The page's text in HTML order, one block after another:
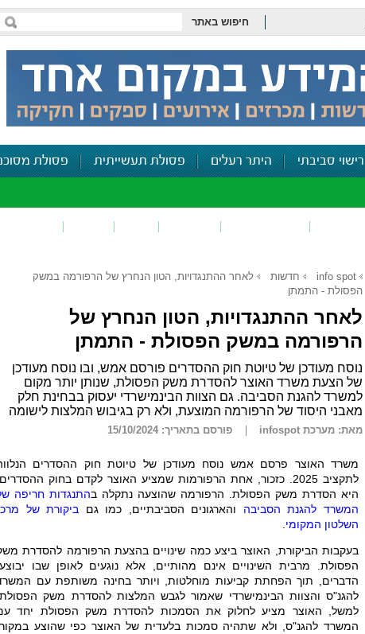
חיפוש באתר
רישוי סביבתי היתר רעלים פסולת תעשייתית פסולת
info spot חדשות
לאחר ההתנגדויות, הטון הנחרץ של הרפורמה במשק
הפסולת - התמתן
לאחר ההתנגדויות, הטון הנחרץ של
הרפורמה במשק הפסולת - התמתן
נוסח מעודכן של טיוטת חוק ההסדרים פורסם אמש, ובו נוסח מעודכן
של הצעת משרד האוצר להסדרת משק הפסולת, שנותן יותר מקום
למשרד להגנת הסביבה. גם הצוות הבינמישרדי יעסוק בבחינת חלק
מאבני היסוד של הרפורמה המוצעת, ולא רק בגיבוש המלצות לישומה
מאת: מערכת infospot פורסם בתאריך: 15/10/2024
משרד האוצר פרסם אמש נוסח מעודכן של טיוטת חוק ההסדרים
לתקציב 2025. כזכור, אחת הרפורמות שמציע האוצר לקדם בחוק
היא הסדרת משק הפסולת. הרפורמה שהוצעה נתקלה בהתנגדות חריפה
המשרד להגנת הסביבה והארגונים הסביבתיים, כמו גם ביקורת של
השלטון המקומי
בעקבות הביקורת, האוצר ביצע כמה שינויים בהצעת הרפורמה להסדרת
הפסולת. מרבית השינויים אינם מהותיים, אלא נוגעים לאופן שבו
הדברים, תוך הפחתת קביעות מוחלטות, ויותר בחינה משותפת עם
להגנ"ס והצוות הבינמישרדי שאמור לגבש המלצות להסדרת משק
למשל, האוצר מציע לחלוק את הסמכות להסדרת משק הפסולת יחד
המשרד להגנ"ס, ולא שתהיה סמכות בלעדית של האוצר כפי שהוצע